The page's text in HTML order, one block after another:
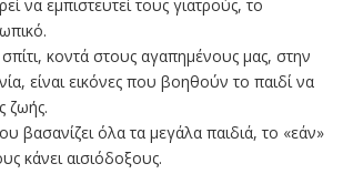
να εμπιστευτεί τους γιατρούς, το
κοντά στους αγαπημένους μας, στην
είναι εικόνες που βοηθούν το παιδί να
ζωής.
βασανίζει όλα τα μεγάλα παιδιά, το «εάν»
κάνει αισιόδοξους.